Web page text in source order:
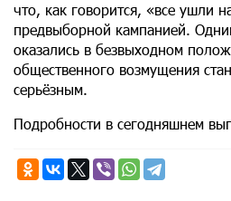
что, как говорится, «все ушли
предвыборной кампанией.
оказались в безвыходном
общественного возмущения
серьёзным.
Подробности в сегодняшнем